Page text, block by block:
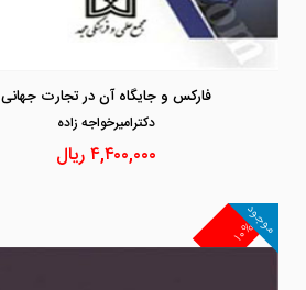
فارکس و جایگاه آن در تجارت جهانی
دكتراميرخواجه زاده
۴,۴۰۰,۰۰۰ریال
۱۰%
موجود